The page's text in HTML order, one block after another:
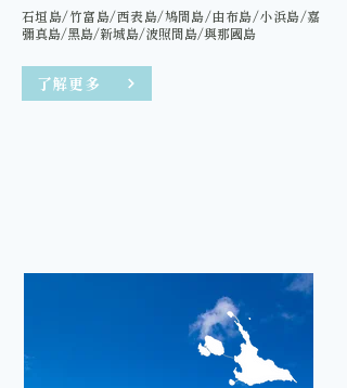
石垣島/竹富島/西表島/鳩間島/由布島/小浜島/嘉
彌真島/黑島/新城島/波照間島/與那國島
了解更多